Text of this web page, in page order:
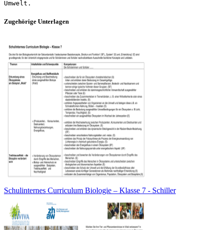
Zugehörige Unterlagen
Schulinternes Curriculum Biologie – Klasse 7 - Schiller